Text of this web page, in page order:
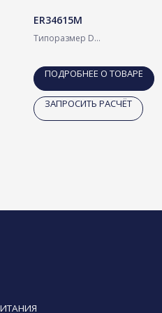
ER34615M
Типоразмер D
ПОДРОБНЕЕ О ТОВАРЕ
ЗАПРОСИТЬ РАСЧЁТ